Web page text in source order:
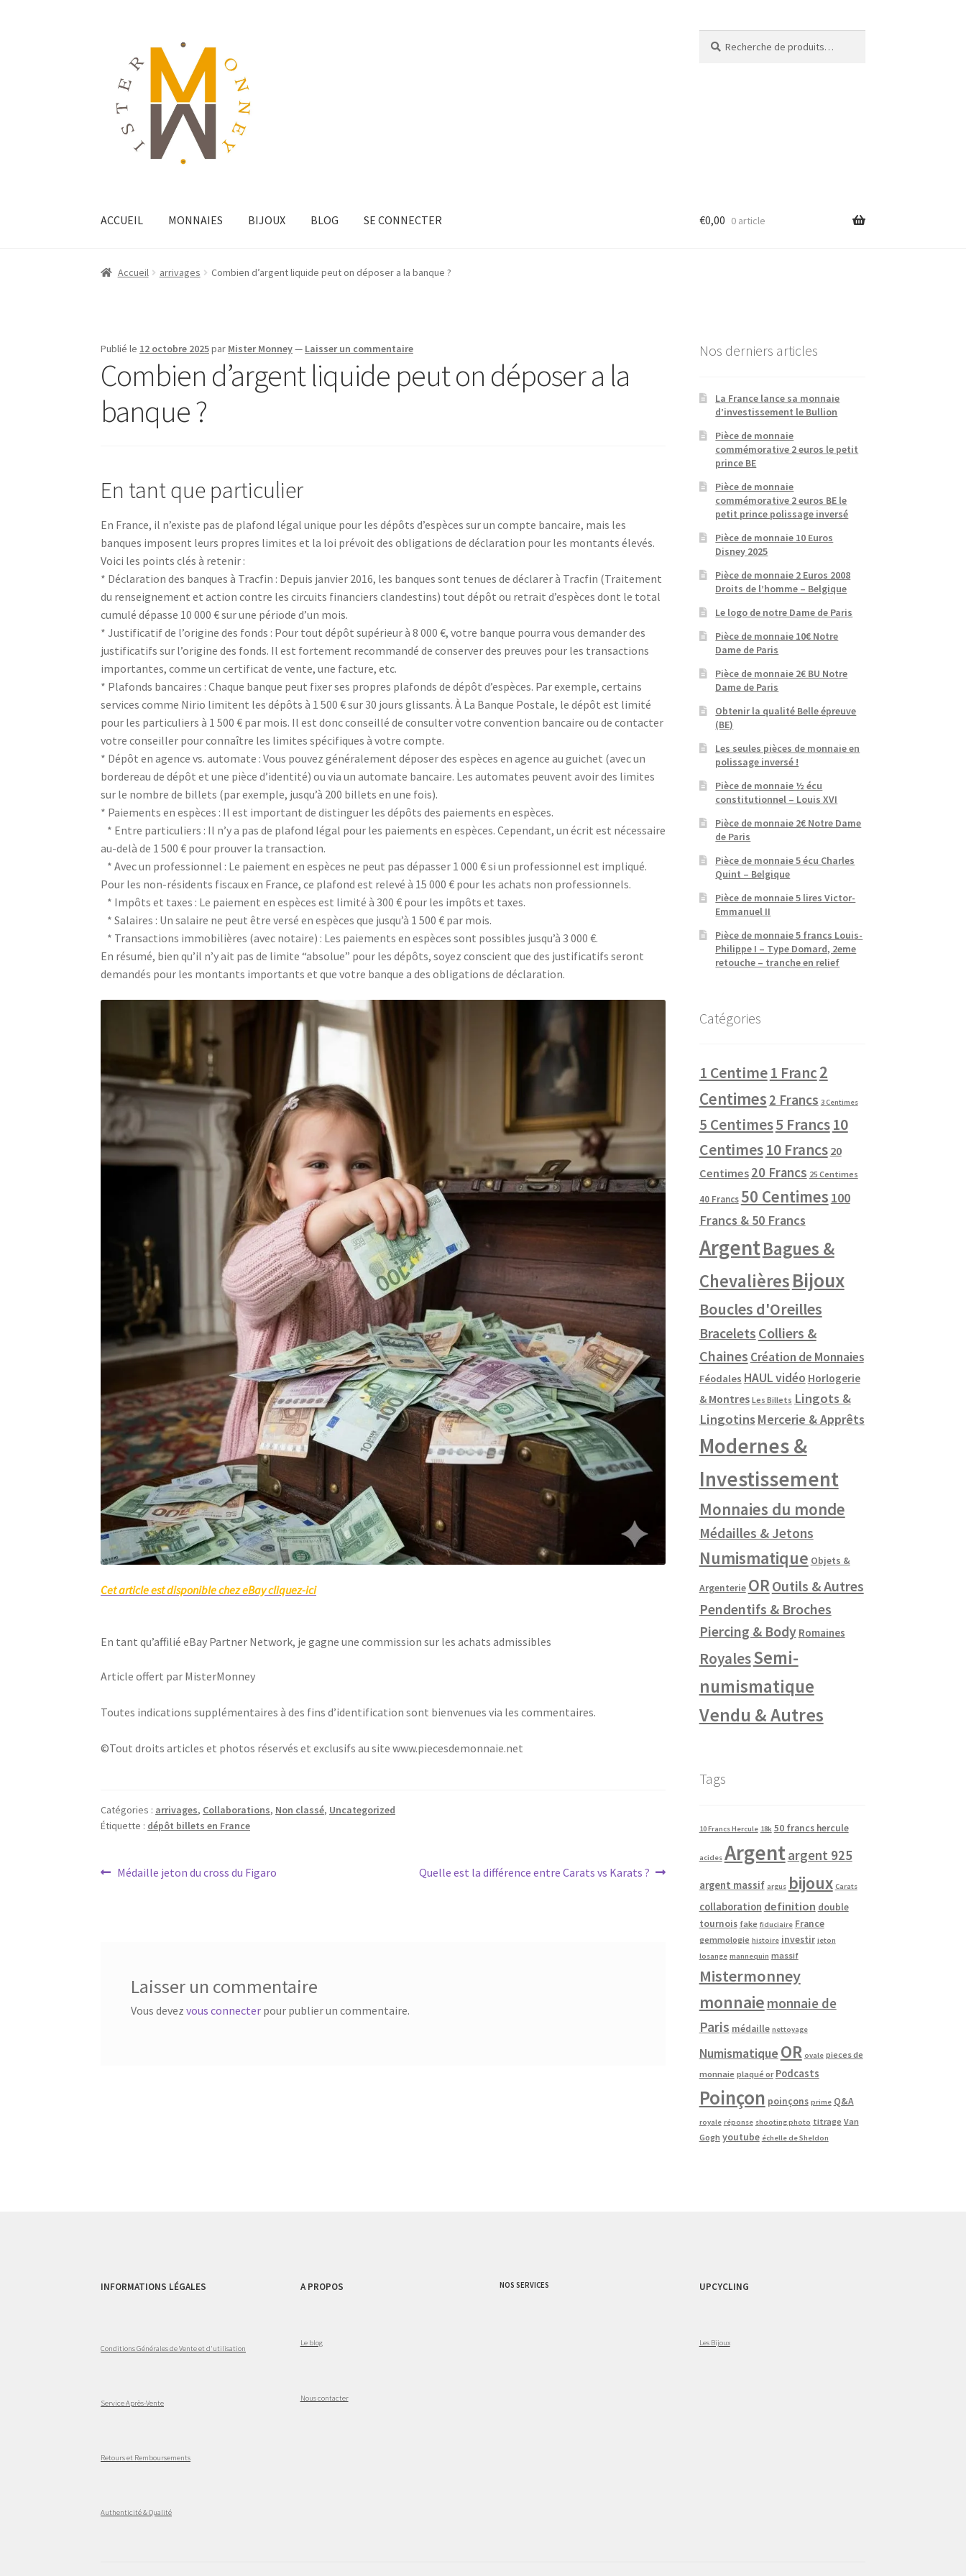
ACCUEIL MONNAIES BIJOUX BLOG SE CONNECTER €0,00 0 article
Accueil arrivages Combien d’argent liquide peut on déposer a la banque ?
Publié le 12 octobre 2025par Mister Monney— Laisser un commentaire
Combien d’argent liquide peut on déposer a la
banque ?
En tant que particulier
En France, il n’existe pas de plafond légal unique pour les dépôts d’espèces sur un compte bancaire, mais les
banques imposent leurs propres limites et la loi prévoit des obligations de déclaration pour les montants élevés.
Voici les points clés à retenir :
* Déclaration des banques à Tracfin : Depuis janvier 2016, les banques sont tenues de déclarer à Tracfin (Traitement
du renseignement et action contre les circuits financiers clandestins) tout dépôt ou retrait d’espèces dont le total
cumulé dépasse 10 000 € sur une période d’un mois.
* Justificatif de l’origine des fonds : Pour tout dépôt supérieur à 8 000 €, votre banque pourra vous demander des
justificatifs sur l’origine des fonds. Il est fortement recommandé de conserver des preuves pour les transactions
importantes, comme un certificat de vente, une facture, etc.
* Plafonds bancaires : Chaque banque peut fixer ses propres plafonds de dépôt d’espèces. Par exemple, certains
services comme Nirio limitent les dépôts à 1 500 € sur 30 jours glissants. À La Banque Postale, le dépôt est limité
pour les particuliers à 1 500 € par mois. Il est donc conseillé de consulter votre convention bancaire ou de contacter
votre conseiller pour connaître les limites spécifiques à votre compte.
* Dépôt en agence vs. automate : Vous pouvez généralement déposer des espèces en agence au guichet (avec un
bordereau de dépôt et une pièce d’identité) ou via un automate bancaire. Les automates peuvent avoir des limites
sur le nombre de billets (par exemple, jusqu’à 200 billets en une fois).
* Paiements en espèces : Il est important de distinguer les dépôts des paiements en espèces.
* Entre particuliers : Il n’y a pas de plafond légal pour les paiements en espèces. Cependant, un écrit est nécessaire
au-delà de 1 500 € pour prouver la transaction.
* Avec un professionnel : Le paiement en espèces ne peut pas dépasser 1 000 € si un professionnel est impliqué.
Pour les non-résidents fiscaux en France, ce plafond est relevé à 15 000 € pour les achats non professionnels.
* Impôts et taxes : Le paiement en espèces est limité à 300 € pour les impôts et taxes.
* Salaires : Un salaire ne peut être versé en espèces que jusqu’à 1 500 € par mois.
* Transactions immobilières (avec notaire) : Les paiements en espèces sont possibles jusqu’à 3 000 €.
En résumé, bien qu’il n’y ait pas de limite “absolue” pour les dépôts, soyez conscient que des justificatifs seront
demandés pour les montants importants et que votre banque a des obligations de déclaration.
Cet article est disponible chez eBay cliquez-ici
En tant qu’affilié eBay Partner Network, je gagne une commission sur les achats admissibles
Article offert par MisterMonney
Toutes indications supplémentaires à des fins d’identification sont bienvenues via les commentaires.
©Tout droits articles et photos réservés et exclusifs au site www.piecesdemonnaie.net
Catégories : arrivages, Collaborations, Non classé, Uncategorized
Étiquette : dépôt billets en France
Médaille jeton du cross du Figaro Quelle est la différence entre Carats vs Karats ?
Laisser un commentaire
Vous devez vous connecterpour publier un commentaire.
Nos derniers articles
La France lance sa monnaie
d’investissement le Bullion
Pièce de monnaie
commémorative 2 euros le petit
prince BE
Pièce de monnaie
commémorative 2 euros BE le
petit prince polissage inversé
Pièce de monnaie 10 Euros
Disney 2025
Pièce de monnaie 2 Euros 2008
Droits de l’homme – Belgique
Le logo de notre Dame de Paris
Pièce de monnaie 10€ Notre
Dame de Paris
Pièce de monnaie 2€ BU Notre
Dame de Paris
Obtenir la qualité Belle épreuve
(BE)
Les seules pièces de monnaie en
polissage inversé !
Pièce de monnaie ½ écu
constitutionnel – Louis XVI
Pièce de monnaie 2€ Notre Dame
de Paris
Pièce de monnaie 5 écu Charles
Quint – Belgique
Pièce de monnaie 5 lires Victor-
Emmanuel II
Pièce de monnaie 5 francs Louis-
Philippe I – Type Domard, 2eme
retouche – tranche en relief
Catégories
1 Centime1 Franc2
Centimes 2 Francs 3 Centimes
5 Centimes5 Francs10
Centimes10 Francs 20
Centimes 20 Francs 25 Centimes
40 Francs 50 Centimes 100
Francs & 50 Francs
ArgentBagues &
ChevalièresBijoux
Boucles d'Oreilles
Bracelets Colliers &
Chaines Création de Monnaies
Féodales HAUL vidéo Horlogerie
& Montres Les Billets Lingots &
Lingotins Mercerie & Apprêts
Modernes &
Investissement
Monnaies du monde
Médailles & Jetons
Numismatique Objets &
Argenterie OR Outils & Autres
Pendentifs & Broches
Piercing & Body Romaines
RoyalesSemi-
numismatique
Vendu & Autres
Tags
10 Francs Hercule 18k 50 francs hercule
acides Argentargent 925
argent massif argus bijoux Carats
collaboration definition double
tournois fake fiduciaire France
gemmologie histoire investir jeton
losange mannequin massif
Mistermonney
monnaie monnaie de
Paris médaille nettoyage
Numismatique OR ovale pieces de
monnaie plaqué or Podcasts
Poinçon poinçons prime Q&A
royale réponse shooting photo titrage Van
Gogh youtube échelle de Sheldon
INFORMATIONS LÉGALES
Conditions Générales de Vente et d'utilisation
Service Après-Vente
Retours et Remboursements
Authenticité & Qualité
A PROPOS
Le blog
Nous contacter
NOS SERVICES UPCYCLING
Les Bijoux